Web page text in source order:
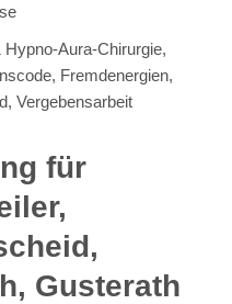
Aura-Chirurgie,
Fremdenergien,
Vergebensarbeit
für
Gusterath